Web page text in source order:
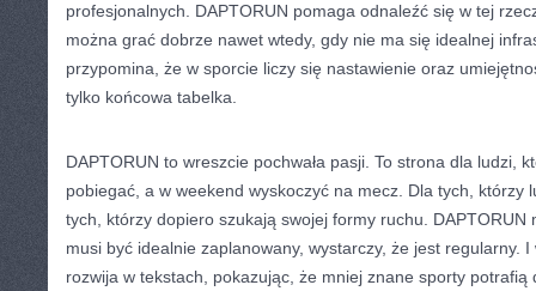
profesjonalnych. DAPTORUN pomaga odnaleźć się w tej
można grać dobrze nawet wtedy, gdy nie ma się idealnej
przypomina, że w sporcie liczy się nastawienie oraz
tylko końcowa tabelka.
DAPTORUN to wreszcie pochwała pasji. To strona dla ludzi,
pobiegać, a w weekend wyskoczyć na mecz. Dla tych, którzy
tych, którzy dopiero szukają swojej formy ruchu. DAPTORUN
musi być idealnie zaplanowany, wystarczy, że jest regularny. I
rozwija w tekstach, pokazując, że mniej znane sporty potrafią